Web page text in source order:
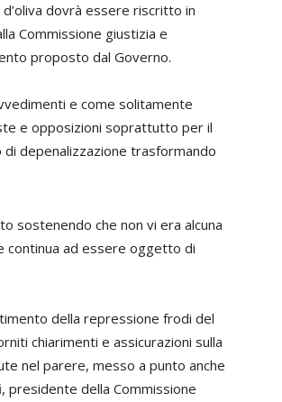
dovrà essere riscritto in
Commissione giustizia e
proposto dal Governo.
e come solitamente
e opposizioni soprattutto per il
depenalizzazione trasformando
sostenendo che non vi era alcuna
continua ad essere oggetto di
della repressione frodi del
chiarimenti e assicurazioni sulla
nel parere, messo a punto anche
, presidente della Commissione